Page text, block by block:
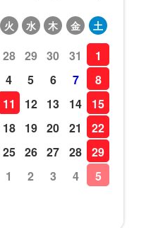
火 水 木 金 土
28 29 30 31
1
4 5 6 7
8
11 12 13 14
15
18 19 20 21
22
25 26 27 28
29
1 2 3 4 5